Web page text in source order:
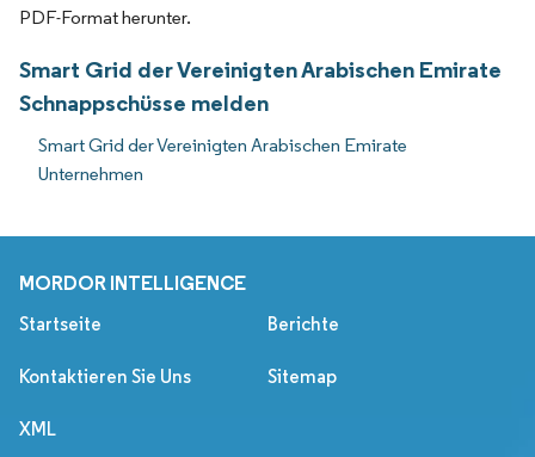
PDF-Format herunter.
Smart Grid der Vereinigten Arabischen Emirate
Schnappschüsse melden
Smart Grid der Vereinigten Arabischen Emirate
Unternehmen
MORDOR INTELLIGENCE
Startseite Berichte
Kontaktieren Sie Uns Sitemap
XML